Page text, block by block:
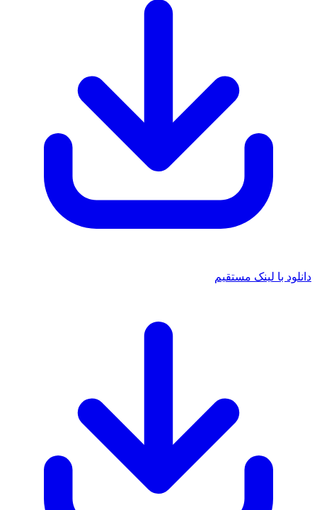
با لینک مستقیم